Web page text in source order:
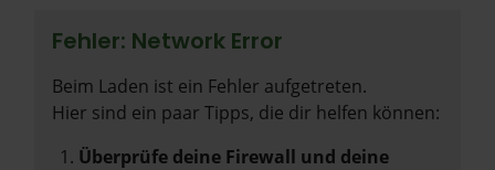
Fehler: Network Error
Beim Laden ist ein Fehler aufgetreten.
Hier sind ein paar Tipps, die dir helfen können:
Überprüfe deine Firewall und deine